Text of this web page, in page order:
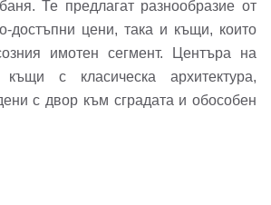
Те предлагат разнообразие от
достъпни цени, така и къщи, които
имотен сегмент. Центъра на
къщи с класическа архитектура,
с двор към сградата и обособен